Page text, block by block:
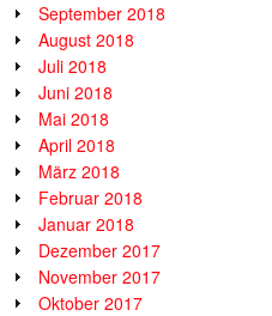
September 2018
August 2018
Juli 2018
Juni 2018
Mai 2018
April 2018
März 2018
Februar 2018
Januar 2018
Dezember 2017
November 2017
Oktober 2017